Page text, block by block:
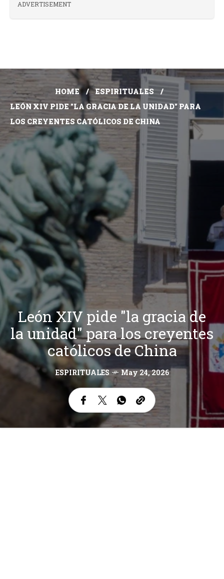
ADVERTISEMENT
HOME
ESPIRITUALES
LEÓN XIV PIDE "LA GRACIA DE LA UNIDAD" PARA
LOS CREYENTES CATÓLICOS DE CHINA
León XIV pide "la gracia de
la unidad" para los creyentes
católicos de China
ESPIRITUALES May 24, 2026